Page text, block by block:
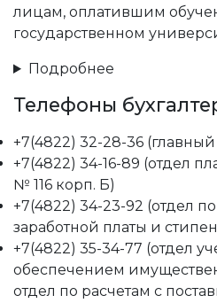
лицам, оплатившим
государственном
Подробнее
Телефоны
+7(4822) 32-28-36
+7(4822) 34-16-89 (отдел
№ 116 корп. Б)
+7(4822) 34-23-92 (отдел
заработной платы и
+7(4822) 35-34-77 (отдел
обеспечением
отдел по расчетам с